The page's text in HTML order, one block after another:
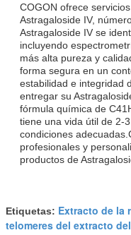
COGON ofrece
Astragaloside IV,
Astragaloside IV se
incluyendo
más alta pureza y
forma segura en un
estabilidad e integridad
entregar su
fórmula química de
tiene una vida útil de 2-
condiciones
profesionales y
productos de
Etiquetas: Extracto de la
telomeres del extracto